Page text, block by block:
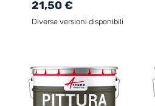
21,50 €
Diverse versioni disponibili